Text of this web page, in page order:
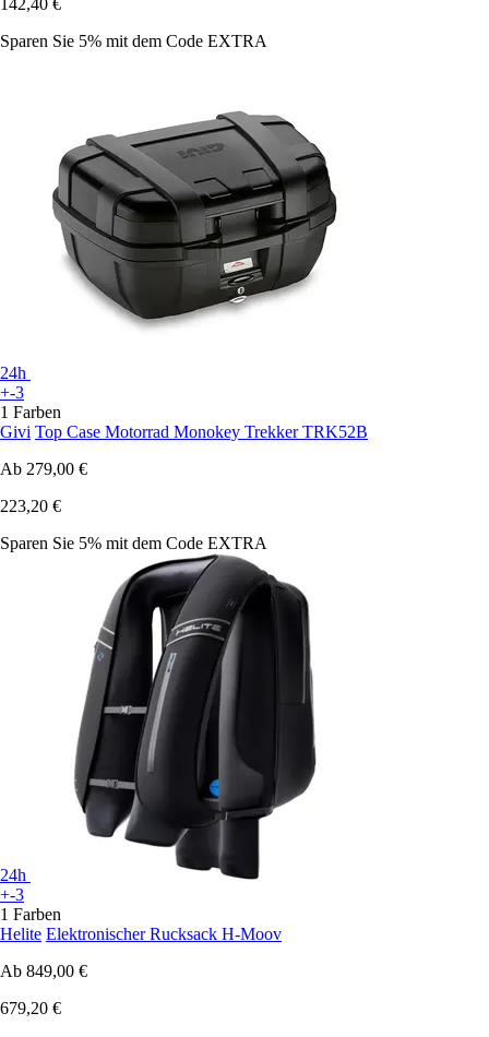
Sparen Sie 5% mit dem Code EXTRA
24h
+-3
1 Farben
Givi Top Case Motorrad Monokey Trekker TRK52B
Ab 279,00 €
223,20 €
Sparen Sie 5% mit dem Code EXTRA
24h
+-3
1 Farben
Helite Elektronischer Rucksack H-Moov
Ab 849,00 €
679,20 €